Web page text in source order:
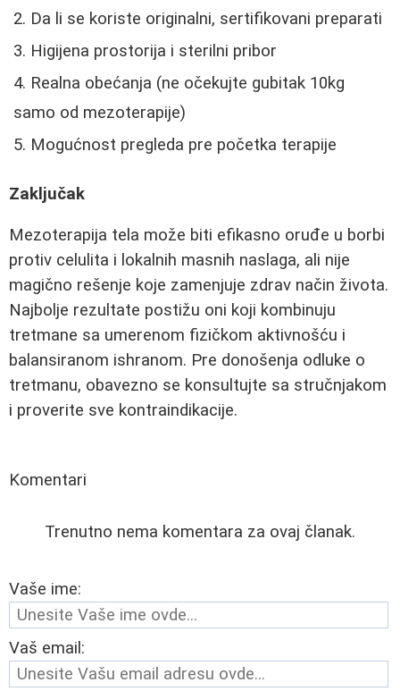
Da li se koriste originalni, sertifikovani preparati
Higijena prostorija i sterilni pribor
Realna obećanja (ne očekujte gubitak 10kg
samo od mezoterapije)
Mogućnost pregleda pre početka terapije
Zaključak
Mezoterapija tela može biti efikasno oruđe u borbi
protiv celulita i lokalnih masnih naslaga, ali nije
magično rešenje koje zamenjuje zdrav način života.
Najbolje rezultate postižu oni koji kombinuju
tretmane sa umerenom fizičkom aktivnošću i
balansiranom ishranom. Pre donošenja odluke o
tretmanu, obavezno se konsultujte sa stručnjakom
i proverite sve kontraindikacije.
Komentari
Trenutno nema komentara za ovaj članak.
Vaše ime:
Vaš email: